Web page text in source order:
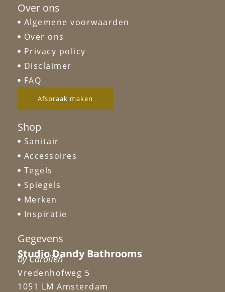
Over ons
Algemene voorwaarden
Over ons
Privacy policy
Disclaimer
FAQ
Afspraak maken
Shop
Sanitair
Accessoires
Tegels
Spiegels
Merken
Inspiratie
Gegevens
Studio Dandy Bathrooms
by Carolien
Vredenhofweg 5
1051 LM Amsterdam